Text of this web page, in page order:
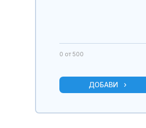
0 от 500
ДОБАВИ